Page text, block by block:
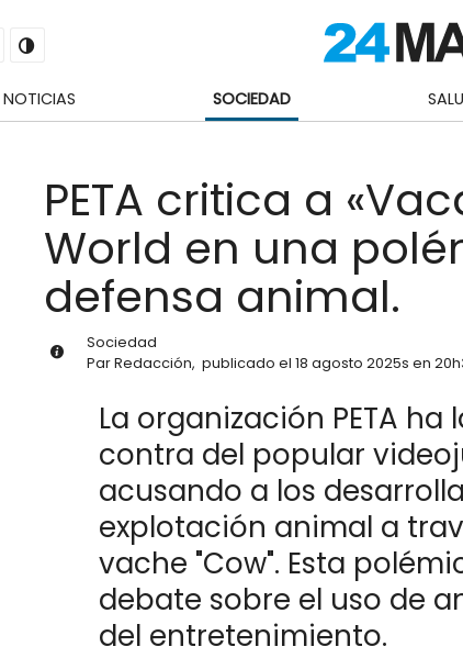
NOTICIAS SOCIEDAD
PETA critica a
World en una
defensa animal.
Sociedad
ParRedacción, publicado el 18 agosto 2025s en
La organización PETA
contra del popular
acusando a los
explotación animal a
vache "Cow". Esta
debate sobre el uso de
del entretenimiento.